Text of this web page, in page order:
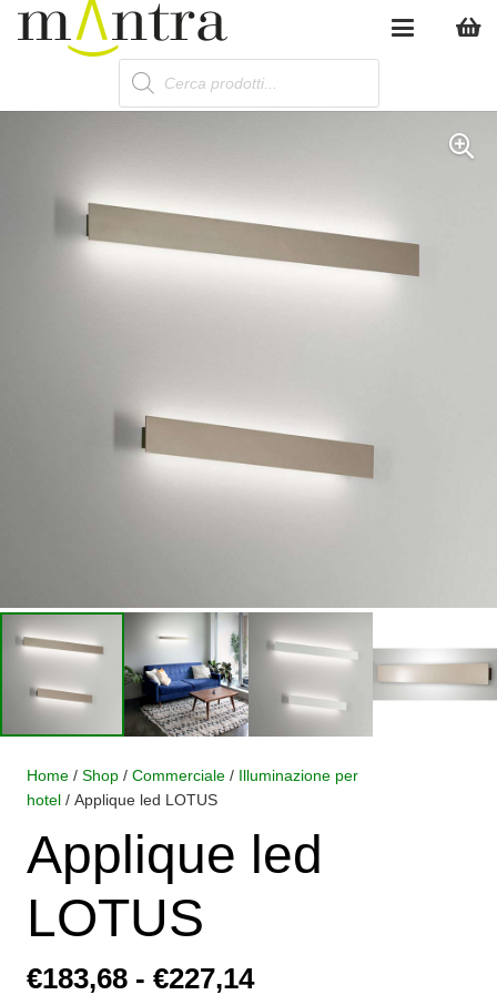
Products
search
Home / Shop / Commerciale / Illuminazione per
hotel / Applique led LOTUS
Applique led
LOTUS
€183,68 - €227,14Fascia